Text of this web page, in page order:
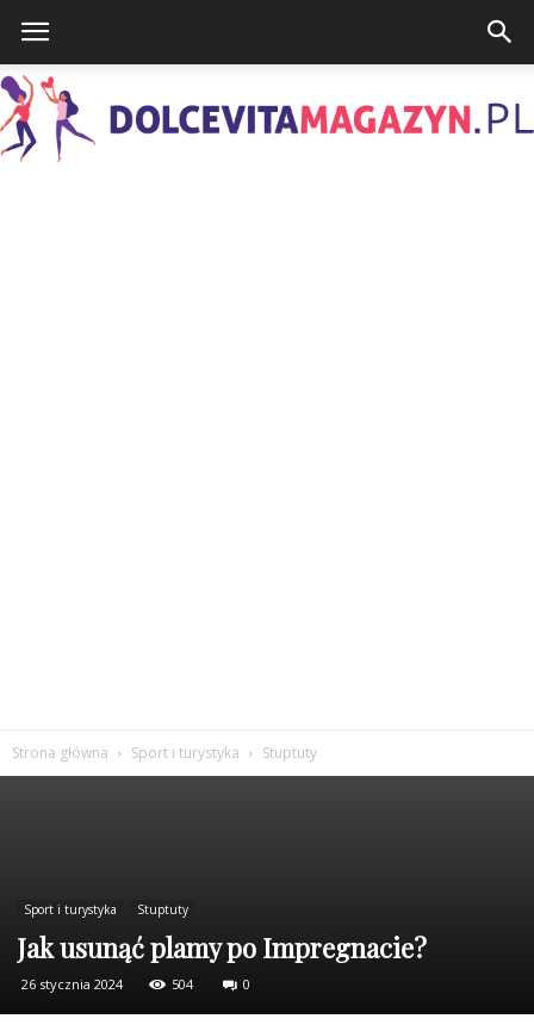
Strona główna Sport i turystyka Stuptuty
Sport i turystyka Stuptuty
Jak usunąć plamy po Impregnacie?
26 stycznia 2024 504 0